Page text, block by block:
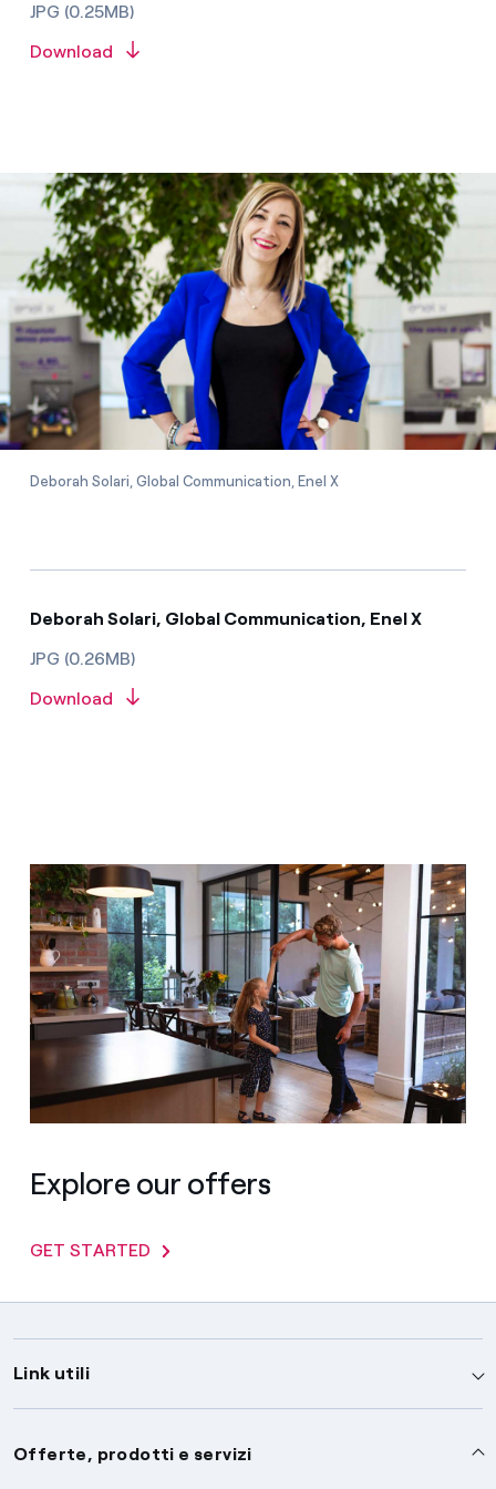
JPG (0.25MB)
Download
Deborah Solari, Global Communication, Enel X
Deborah Solari, Global Communication, Enel X
JPG (0.26MB)
Download
Explore our offers
GET STARTED
Link utili
Assistenza
Offerte, prodotti e servizi